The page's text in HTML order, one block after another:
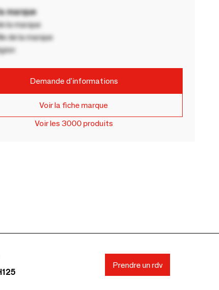
marque
la marque
de la marque
Demande d'informations
Voir la fiche marque
Voir les 3000 produits
Prendre un rdv